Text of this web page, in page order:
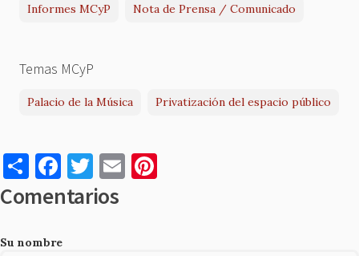
Informes MCyP Nota de Prensa / Comunicado
Temas MCyP
Palacio de la Música Privatización del espacio público
S
h
ar
e
F
a
c
e
T
w
it
E
m
Comentarios
Su nombre